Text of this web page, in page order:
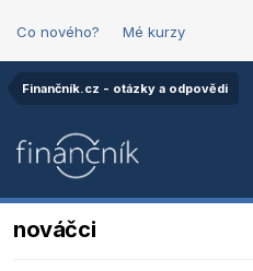
Co nového? Mé kurzy
Finančník.cz - otázky a odpovědi
nováčci